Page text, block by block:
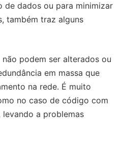
de dados ou para minimizar
também traz alguns
não podem ser alterados ou
em massa que
na rede. É muito
no caso de código com
levando a problemas